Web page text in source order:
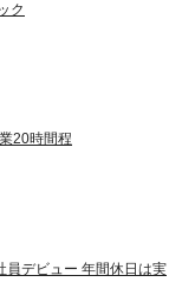
ク
20時間程
員デビュー 年間休日は実